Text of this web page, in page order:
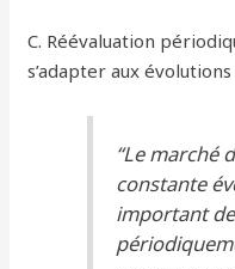
C. Réévaluation
s’adapter aux
“Le marché
constante
important